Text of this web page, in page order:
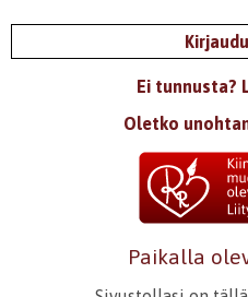
Ei tunnusta?
Oletko
Paikalla